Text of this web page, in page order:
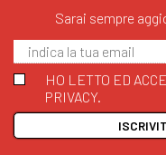
Sarai sempre
HO LETTO ED
PRIVACY.